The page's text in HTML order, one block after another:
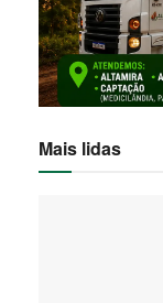
Mais lidas